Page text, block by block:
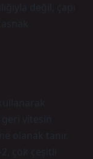
değil, çapı
vitesin
olanak tanır.
çok çeşitli